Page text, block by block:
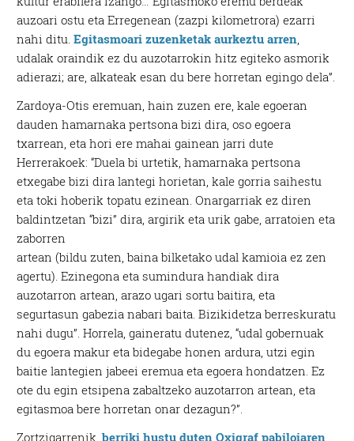
auzoari ostu eta Erregenean (zazpi kilometrora) ezarri
nahi ditu.Egitasmoari zuzenketak aurkeztu arren
udalak oraindik ez du auzotarrokin hitz egiteko asmorik
adierazi; are, alkateak esan du bere horretan egingo dela”.
Zardoya-Otis eremuan, hain zuzen ere, kale egoeran
dauden hamarnaka pertsona bizi dira, oso egoera
txarrean, eta hori ere mahai gainean jarri dute
Herrerakoek: “Duela bi urtetik, hamarnaka pertsona
etxegabe bizi dira lantegi horietan, kale gorria saihestu
eta toki hoberik topatu ezinean. Onargarriak ez diren
baldintzetan “bizi” dira, argirik eta urik gabe, arratoien eta
zaborren
artean (bildu zuten, baina bilketako udal kamioia ez zen
agertu). Ezinegona eta sumindura handiak dira
auzotarron artean, arazo ugari sortu baitira, eta
segurtasun gabezia nabari baita. Bizikidetza berreskuratu
nahi dugu”. Horrela, gaineratu dutenez, “udal gobernuak
du egoera makur eta bidegabe honen ardura, utzi egin
baitie lantegien jabeei eremua eta egoera hondatzen. Ez
ote du egin etsipena zabaltzeko auzotarron artean, eta
egitasmoa bere horretan onar dezagun?”.
Zortzigarrenik, berriki hustu duten Oxigraf pabiloiaren